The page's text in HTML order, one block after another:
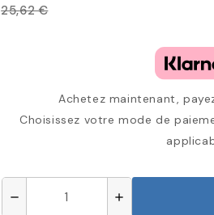
25,62 €
Achetez maintenant,
Choisissez votre mode de
remove add